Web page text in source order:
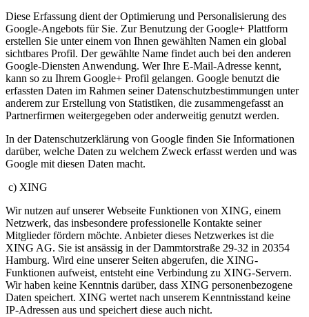
Diese Erfassung dient der Optimierung und Personalisierung des
Google-Angebots für Sie. Zur Benutzung der Google+ Plattform
erstellen Sie unter einem von Ihnen gewählten Namen ein global
sichtbares Profil. Der gewählte Name findet auch bei den anderen
Google-Diensten Anwendung. Wer Ihre E-Mail-Adresse kennt,
kann so zu Ihrem Google+ Profil gelangen. Google benutzt die
erfassten Daten im Rahmen seiner Datenschutzbestimmungen unter
anderem zur Erstellung von Statistiken, die zusammengefasst an
Partnerfirmen weitergegeben oder anderweitig genutzt werden.
In der Datenschutzerklärung von Google finden Sie Informationen
darüber, welche Daten zu welchem Zweck erfasst werden und was
Google mit diesen Daten macht.
c) XING
Wir nutzen auf unserer Webseite Funktionen von XING, einem
Netzwerk, das insbesondere professionelle Kontakte seiner
Mitglieder fördern möchte. Anbieter dieses Netzwerkes ist die
XING AG. Sie ist ansässig in der Dammtorstraße 29-32 in 20354
Hamburg. Wird eine unserer Seiten abgerufen, die XING-
Funktionen aufweist, entsteht eine Verbindung zu XING-Servern.
Wir haben keine Kenntnis darüber, dass XING personenbezogene
Daten speichert. XING wertet nach unserem Kenntnisstand keine
IP-Adressen aus und speichert diese auch nicht.